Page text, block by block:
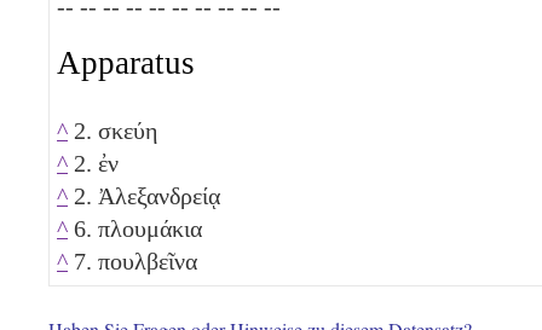
-- -- -- -- -- -- -- -- -- --
Apparatus
^ 2. σκεύη
^ 2. ἐν
^ 2. Ἀλεξανδρείᾳ
^ 6. πλουμάκια
^ 7. πουλβεῖνα